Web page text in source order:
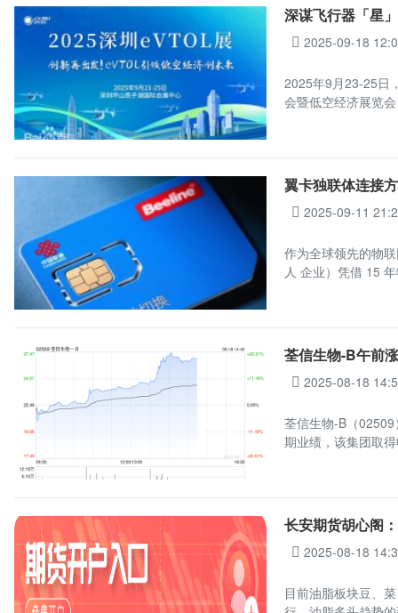
深谋飞行器「星
2025-09-18
2025年9月23-25日
会暨低空经济展览
翼卡独联体连接
2025-09-11
作为全球领先的物
人 企业）凭借 15
荃信生物-B午前
2025-08-18
荃信生物-B（
期业绩，该集团取
长安期货胡心阁
2025-08-18
目前油脂板块豆、